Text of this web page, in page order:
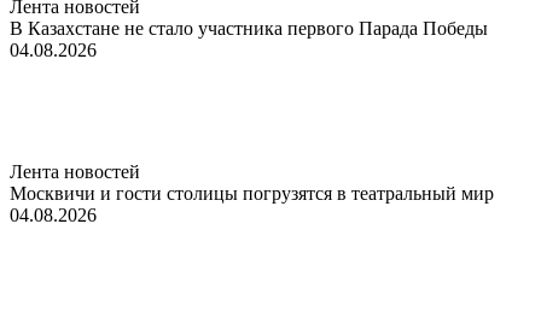
Лента новостей
В Казахстане не стало участника первого Парада Победы
04.08.2026
Лента новостей
Москвичи и гости столицы погрузятся в театральный мир
04.08.2026